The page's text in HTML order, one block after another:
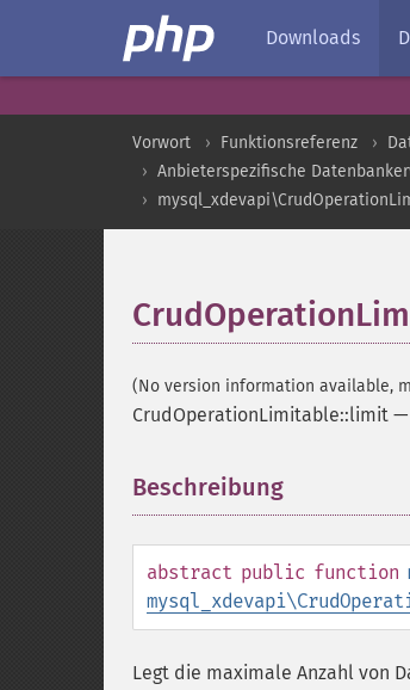
Downloads
Vorwort Funktionsreferenz
Anbieterspezifische
(No version information available,
CrudOperationLimitable::limit —
Beschreibung
abstract public function
Legt die maximale Anzahl von